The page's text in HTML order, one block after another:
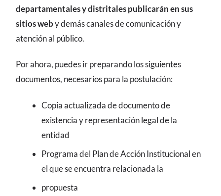
departamentales y distritales publicarán en sus
sitios weby demás canales de comunicación y
atención al público.
Por ahora, puedes ir preparando los siguientes
documentos, necesarios para la postulación:
Copia actualizada de documento de
existencia y representación legal de la
entidad
Programa del Plan de Acción Institucional en
el que se encuentra relacionada la
propuesta